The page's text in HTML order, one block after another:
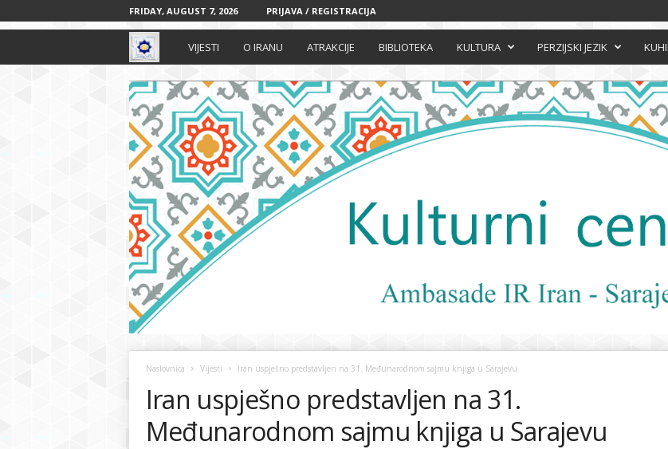
FRIDAY, AUGUST 7, 2026 PRIJAVA / REGISTRACIJA
r
a
n
s
k
i
k
t
u
VIJESTI O IRANU ATRAKCIJE BIBLIOTEKA KULTURA PERZIJSKI JEZIK
Naslovnica Vijesti Iran uspješno predstavljen na 31. Međunarodnom sajmu knjiga u Sarajevu
Iran uspješno predstavljen na 31.
Međunarodnom sajmu knjiga u Sarajevu